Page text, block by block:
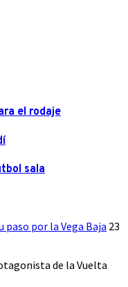
el rodaje
sala
paso por la Vega Baja 23
de la Vuelta